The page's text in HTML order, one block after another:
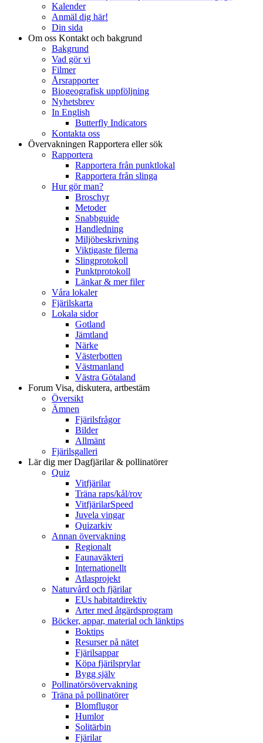
Kalender
Anmäl dig här!
Din sida
Om oss Kontakt och bakgrund
Bakgrund
Vad gör vi
Filmer
Årsrapporter
Biogeografisk uppföljning
Nyhetsbrev
In English
Butterfly Indicators
Kontakta oss
Övervakningen Rapportera eller sök
Rapportera
Rapportera från punktlokal
Rapportera från slinga
Hur gör man?
Broschyr
Metoder
Snabbguide
Handledning
Miljöbeskrivning
Viktigaste filerna
Slingprotokoll
Punktprotokoll
Länkar & mer filer
Våra lokaler
Fjärilskarta
Lokala sidor
Gotland
Jämtland
Närke
Västerbotten
Västmanland
Västra Götaland
Forum Visa, diskutera, artbestäm
Översikt
Ämnen
Fjärilsfrågor
Bilder
Allmänt
Fjärilsgalleri
Lär dig merDagfjärilar & pollinatörer
Quiz
Vitfjärilar
Träna raps/kål/rov
VitfjärilarSpeed
Juvela vingar
Quizarkiv
Annan övervakning
Regionalt
Faunaväkteri
Internationellt
Atlasprojekt
Naturvård och fjärilar
EUs habitatdirektiv
Arter med åtgärdsprogram
Böcker, appar, material och länktips
Boktips
Resurser på nätet
Fjärilsappar
Köpa fjärilsprylar
Bygg själv
Pollinatörsövervakning
Träna på pollinatörer
Blomflugor
Humlor
Solitärbin
Fjärilar